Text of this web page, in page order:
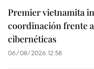
Premier vietnamita
coordinación frente
cibernéticas
06/08/2026 12:58